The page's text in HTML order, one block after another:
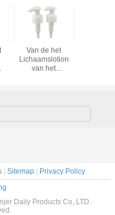
Van de het
Lichaamslotion
van het
gebruiken het
Levensgebruik
| Sitemap| Privacy Policy
Daily Products Co,.LTD.